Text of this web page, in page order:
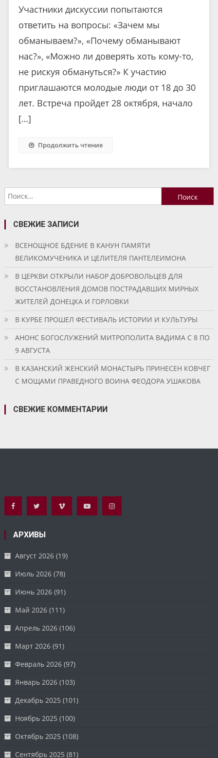
Участники дискуссии попытаются
ответить на вопросы: «Зачем мы
обманываем?», «Почему обманывают
нас?», «Можно ли доверять хоть кому-то,
не рискуя обмануться?» К участию
приглашаются молодые люди от 18 до 30
лет. Встреча пройдет 28 октября, начало
[…]
Продолжить чтение
Найти:
СВЕЖИЕ ЗАПИСИ
ВСЕНОЩНОЕ БДЕНИЕ В КАНУН ПАМЯТИ
ВЕЛИКОМУЧЕНИКА И ЦЕЛИТЕЛЯ ПАНТЕЛЕИМОНА
В ЦЕРКВИ ОТКРЫЛИ НАБОР ДОБРОВОЛЬЦЕВ ДЛЯ
ВОССТАНОВЛЕНИЯ ДОМОВ ПОСТРАДАВШИХ МИРНЫХ
ЖИТЕЛЕЙ ДОНЕЦКА И ГОРЛОВКИ
В КУРБЕ ПРОШЕЛ ФЕСТИВАЛЬ ИСТОРИИ И КУЛЬТУРЫ
АНОНС БОГОСЛУЖЕНИЙ МИТРОПОЛИТА ВАДИМА С 8 ПО
9 АВГУСТА
В КАЗАНСКИЙ ЖЕНСКИЙ МОНАСТЫРЬ ПРИНЕСЕН КОВЧЕГ
С МОЩАМИ ПРАВЕДНОГО ВОИНА ФЕОДОРА УШАКОВА
СВЕЖИЕ КОММЕНТАРИИ
АРХИВЫ
Август 2026 (19)
Июль 2026 (78)
Июнь 2026 (91)
Май 2026 (111)
Апрель 2026 (106)
Март 2026 (91)
Февраль 2026 (97)
Январь 2026 (103)
Декабрь 2025 (101)
Ноябрь 2025 (100)
Октябрь 2025 (108)
Сентябрь 2025 (81)